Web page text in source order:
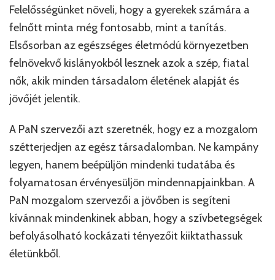
Felelősségünket növeli, hogy a gyerekek számára a
felnőtt minta még fontosabb, mint a tanítás.
Elsősorban az egészséges életmódú környezetben
felnövekvő kislányokból lesznek azok a szép, fiatal
nők, akik minden társadalom életének alapját és
jövőjét jelentik.
A PaN szervezői azt szeretnék, hogy ez a mozgalom
szétterjedjen az egész társadalomban. Ne kampány
legyen, hanem beépüljön mindenki tudatába és
folyamatosan érvényesüljön mindennapjainkban. A
PaN mozgalom szervezői a jövőben is segíteni
kívánnak mindenkinek abban, hogy a szívbetegségek
befolyásolható kockázati tényezőit kiiktathassuk
életünkből.